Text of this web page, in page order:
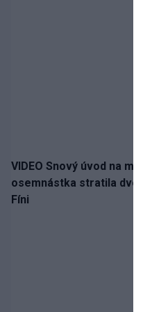
VIDEO Snový úvod na
osemnástka stratila
Fíni